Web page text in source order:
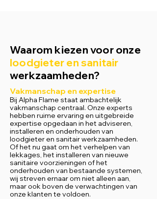
Waarom kiezen voor onze
loodgieter en sanitair
werkzaamheden?
Vakmanschap en expertise
Bij Alpha Flame staat ambachtelijk
vakmanschap centraal. Onze experts
hebben ruime ervaring en uitgebreide
expertise opgedaan in het adviseren,
installeren en onderhouden van
loodgieter en sanitair werkzaamheden.
Of het nu gaat om het verhelpen van
lekkages, het installeren van nieuwe
sanitaire voorzieningen of het
onderhouden van bestaande systemen,
wij streven ernaar om niet alleen aan,
maar ook boven de verwachtingen van
onze klanten te voldoen.